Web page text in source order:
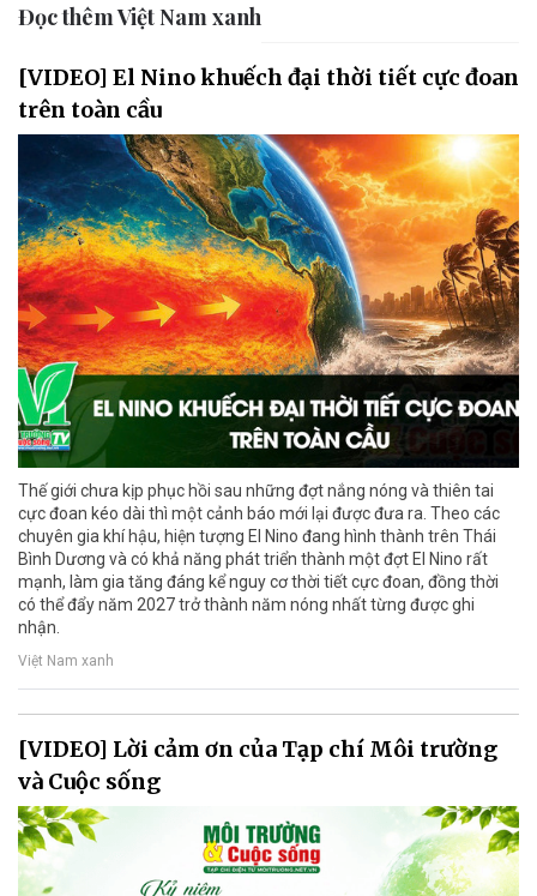
Đọc thêm Việt Nam xanh
[VIDEO] El Nino khuếch đại thời tiết cực đoan
trên toàn cầu
Thế giới chưa kịp phục hồi sau những đợt nắng nóng và thiên tai
cực đoan kéo dài thì một cảnh báo mới lại được đưa ra. Theo các
chuyên gia khí hậu, hiện tượng El Nino đang hình thành trên Thái
Bình Dương và có khả năng phát triển thành một đợt El Nino rất
mạnh, làm gia tăng đáng kể nguy cơ thời tiết cực đoan, đồng thời
có thể đẩy năm 2027 trở thành năm nóng nhất từng được ghi
nhận.
Việt Nam xanh
[VIDEO] Lời cảm ơn của Tạp chí Môi trường
và Cuộc sống